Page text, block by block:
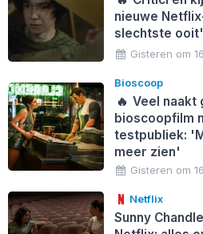
nieuwe
slechtste ooit'
Gisteren om
Bioscoop
🔥 Veel naakt
bioscoopfilm
testpubliek:
meer zien'
Gisteren om
Netflix
Sunny